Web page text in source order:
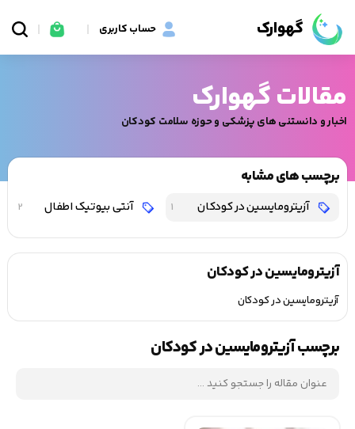
گهوارک حساب کاربری
مقالات گهوارک
اخبار و دانستنی های پزشکی و حوزه سلامت کودکان
برچسب های مشابه
آزیترومایسین در کودکان 1 آنتی بیوتیک اطفال 2
آزیترومایسین در کودکان
آزیترومایسین در کودکان
برچسب آزیترومایسین در کودکان